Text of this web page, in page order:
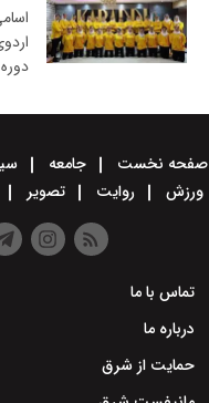
دوره
صفحه نخست جامعه
ورزش
روایت تصویر
تماس با ما
درباره ما
حمایت از شرق